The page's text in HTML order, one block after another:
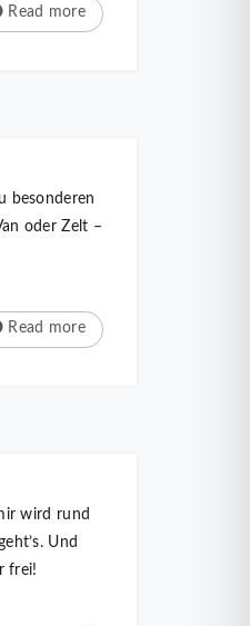
Read more
besonderen
oder Zelt –
Read more
wird rund
Und
frei!